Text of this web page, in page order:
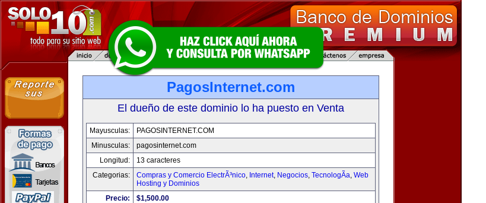
PagosInternet.com
El dueño de este dominio lo ha puesto en Venta
Mayusculas:
PAGOSINTERNET.COM
Minusculas:
pagosinternet.com
Longitud:
13 caracteres
Categorias:
Compras y Comercio ElectrÃ³nico, Internet, Negocios, TecnologÃ­a, Web
Hosting y Dominios
Precio:
$1,500.00